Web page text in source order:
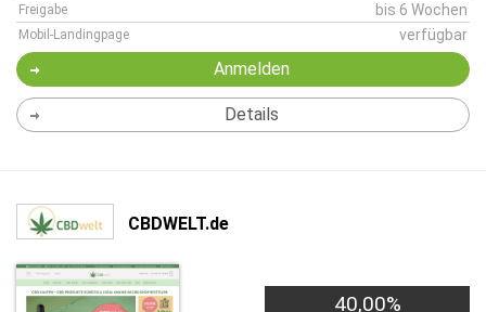
Freigabe bis 6 Wochen
Mobil-Landingpage verfügbar
Anmelden
Details
CBDWELT.de
40,00%